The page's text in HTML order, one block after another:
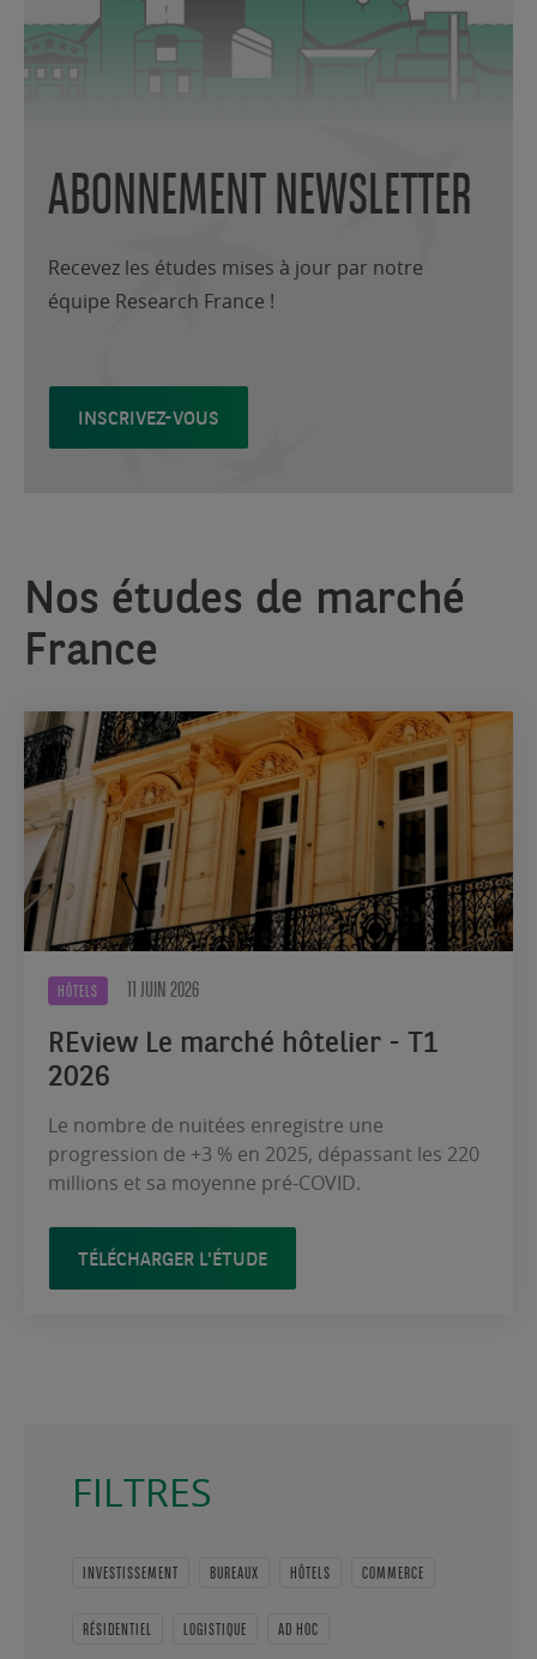
ABONNEMENT NEWSLETTER
Recevez les études mises à jour par notre
équipe Research France !
INSCRIVEZ-VOUS
Nos études de marché
France
HÔTELS 11 JUIN 2026
REview Le marché hôtelier - T1
2026
Le nombre de nuitées enregistre une
progression de +3 % en 2025, dépassant les 220
millions et sa moyenne pré-COVID.
TÉLÉCHARGER L'ÉTUDE
FILTRES
INVESTISSEMENT BUREAUX HÔTELS COMMERCE
RÉSIDENTIEL LOGISTIQUE AD HOC